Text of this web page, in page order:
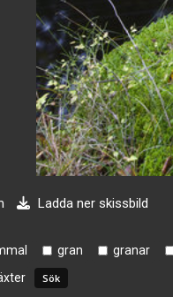
Ladda ner skissbild
gran granar